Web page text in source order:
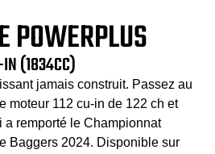
POWERPLUS
IN (1834CC)
jamais construit. Passez au
moteur 112 cu-in de 122 ch et
a remporté le Championnat
Baggers 2024. Disponible sur